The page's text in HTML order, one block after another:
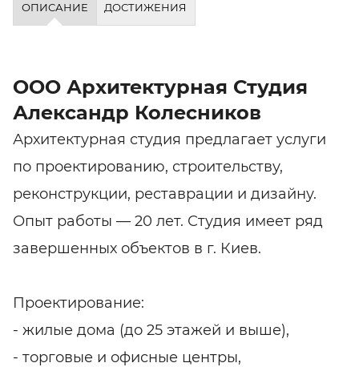
ОПИСАНИЕ ДОСТИЖЕНИЯ
ООО Архитектурная Студия
Александр Колесников
Архитектурная студия предлагает услуги
по проектированию, строительству,
реконструкции, реставрации и дизайну.
Опыт работы — 20 лет. Студия имеет ряд
завершенных объектов в г. Киев.
Проектирование:
- жилые дома (до 25 этажей и выше),
- торговые и офисные центры,